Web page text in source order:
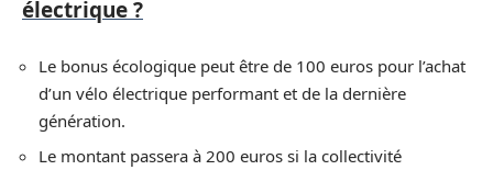
électrique ?
Le bonus écologique peut être de 100 euros pour l’achat
d’un vélo électrique performant et de la dernière
génération.
Le montant passera à 200 euros si la collectivité